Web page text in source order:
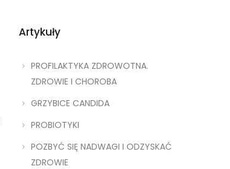
Artykuły
PROFILAKTYKA ZDROWOTNA.
ZDROWIE I CHOROBA
GRZYBICE CANDIDA
PROBIOTYKI
POZBYĆ SIĘ NADWAGI I ODZYSKAĆ
ZDROWIE